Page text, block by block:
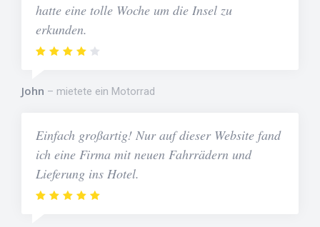
hatte eine tolle Woche um die Insel zu
erkunden.
John mietete ein Motorrad
Einfach großartig! Nur auf dieser Website fand
ich eine Firma mit neuen Fahrrädern und
Lieferung ins Hotel.